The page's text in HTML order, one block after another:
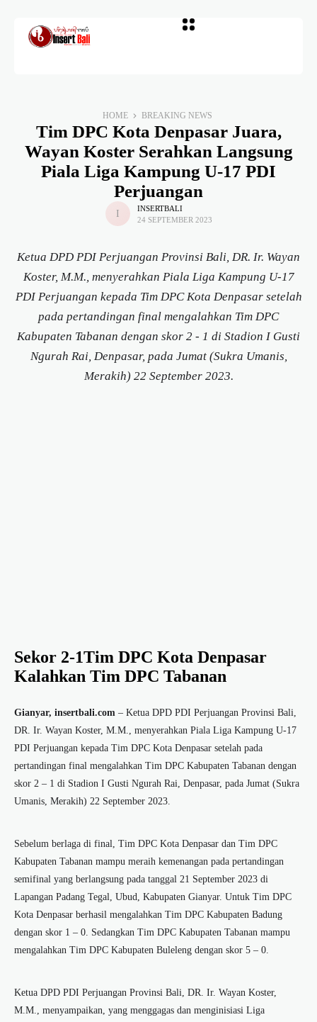
HOME BREAKING NEWS
Tim DPC Kota Denpasar Juara,
Wayan Koster Serahkan Langsung
Piala Liga Kampung U-17 PDI
Perjuangan
INSERTBALI
24 SEPTEMBER 2023
Ketua DPD PDI Perjuangan Provinsi Bali, DR. Ir. Wayan
Koster, M.M., menyerahkan Piala Liga Kampung U-17
PDI Perjuangan kepada Tim DPC Kota Denpasar setelah
pada pertandingan final mengalahkan Tim DPC
Kabupaten Tabanan dengan skor 2 - 1 di Stadion I Gusti
Ngurah Rai, Denpasar, pada Jumat (Sukra Umanis,
Merakih) 22 September 2023.
Sekor 2-1Tim DPC Kota Denpasar
Kalahkan Tim DPC Tabanan
Gianyar, insertbali.com – Ketua DPD PDI Perjuangan Provinsi Bali,
DR. Ir. Wayan Koster, M.M., menyerahkan Piala Liga Kampung U-17
PDI Perjuangan kepada Tim DPC Kota Denpasar setelah pada
pertandingan final mengalahkan Tim DPC Kabupaten Tabanan dengan
skor 2 – 1 di Stadion I Gusti Ngurah Rai, Denpasar, pada Jumat (Sukra
Umanis, Merakih) 22 September 2023.
Sebelum berlaga di final, Tim DPC Kota Denpasar dan Tim DPC
Kabupaten Tabanan mampu meraih kemenangan pada pertandingan
semifinal yang berlangsung pada tanggal 21 September 2023 di
Lapangan Padang Tegal, Ubud, Kabupaten Gianyar. Untuk Tim DPC
Kota Denpasar berhasil mengalahkan Tim DPC Kabupaten Badung
dengan skor 1 – 0. Sedangkan Tim DPC Kabupaten Tabanan mampu
mengalahkan Tim DPC Kabupaten Buleleng dengan skor 5 – 0.
Ketua DPD PDI Perjuangan Provinsi Bali, DR. Ir. Wayan Koster,
M.M., menyampaikan, yang menggagas dan menginisiasi Liga